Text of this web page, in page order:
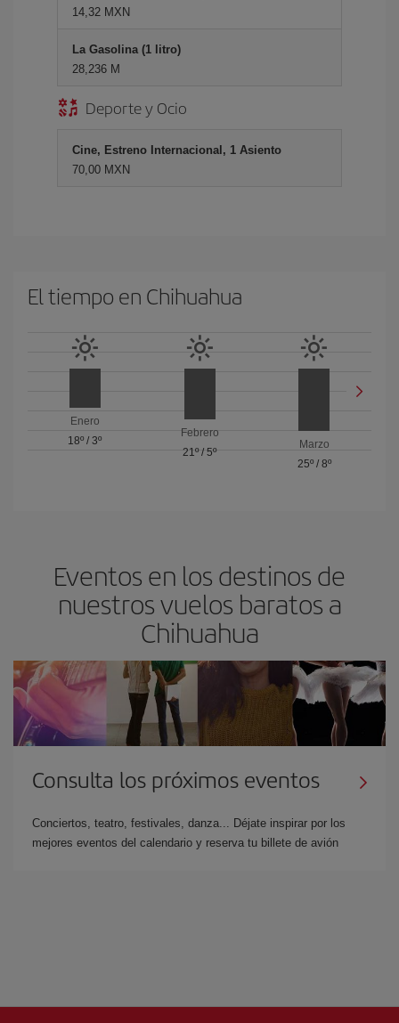
14,32 MXN
La Gasolina (1 litro)
28,236 M
Deporte y Ocio
Cine, Estreno Internacional, 1 Asiento
70,00 MXN
El tiempo en Chihuahua
Enero
18º /3º
Febrero
21º/ 5º
Marzo
25º/ 8º
Eventos en los destinos de
nuestros vuelos baratos a
Chihuahua
Consulta los próximos eventos
Conciertos, teatro, festivales, danza... Déjate inspirar por los
mejores eventos del calendario y reserva tu billete de avión